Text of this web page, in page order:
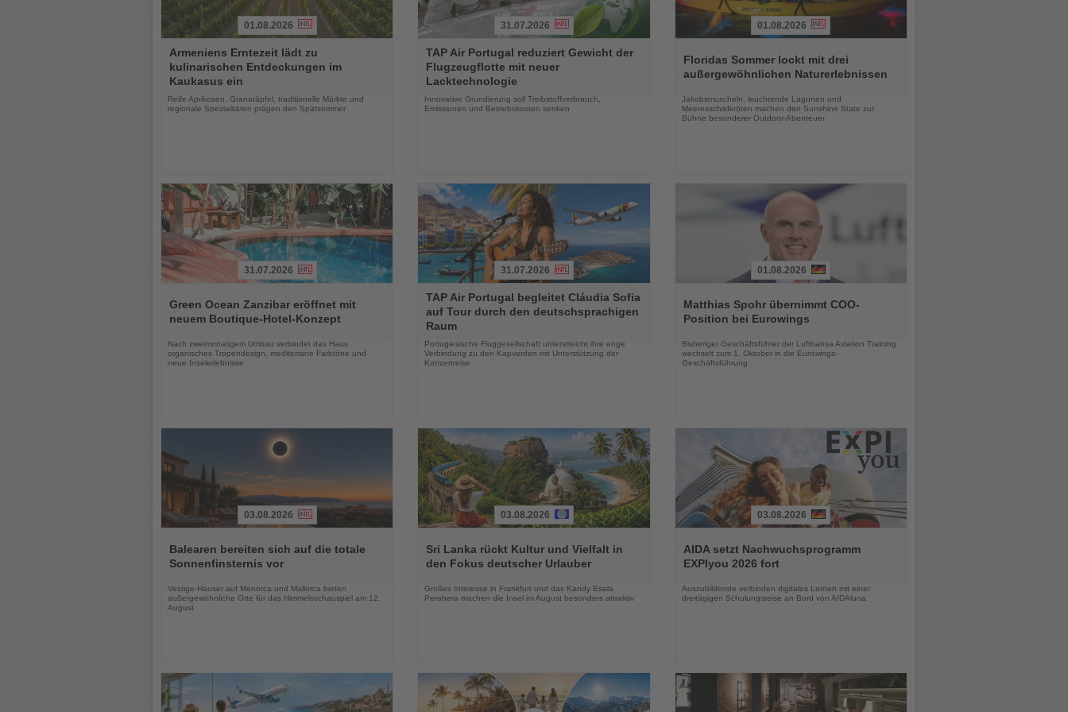
Sie
die
Nachrichten
01.08.2026
Armeniens Erntezeit lädt zu
kulinarischen Entdeckungen im
Kaukasus ein
Reife Aprikosen, Granatäpfel, traditionelle Märkte und
regionale Spezialitäten prägen den Spätsommer
Sie
die
Nachrichten
31.07.2026
TAP Air Portugal reduziert Gewicht der
Flugzeugflotte mit neuer
Lacktechnologie
Innovative Grundierung soll Treibstoffverbrauch,
Emissionen und Betriebskosten senken
Sie
die
Nachrichten
01.08.2026
Floridas Sommer lockt mit drei
außergewöhnlichen Naturerlebnissen
Jakobsmuscheln, leuchtende Lagunen und
Meeresschildkröten machen den Sunshine State zur
Bühne besonderer Outdoor-Abenteuer
Sie
die
31.07.2026
Green Ocean Zanzibar eröffnet mit
neuem Boutique-Hotel-Konzept
Nach zweimonatigem Umbau verbindet das Haus
organisches Tropendesign, mediterrane Farbtöne und
neue Inselerlebnisse
Sie
die
Nachrichten
31.07.2026
TAP Air Portugal begleitet Cláudia Sofia
auf Tour durch den deutschsprachigen
Raum
Portugiesische Fluggesellschaft unterstreicht ihre enge
Verbindung zu den Kapverden mit Unterstützung der
Konzertreise
Sie
die
01.08.2026
Matthias Spohr übernimmt COO-
Position bei Eurowings
Bisheriger Geschäftsführer der Lufthansa Aviation Training
wechselt zum 1. Oktober in die Eurowings-
Geschäftsführung
Sie
die
03.08.2026
Balearen bereiten sich auf die totale
Sonnenfinsternis vor
Vestige-Häuser auf Menorca und Mallorca bieten
außergewöhnliche Orte für das Himmelsschauspiel am 12.
August
Sie
die
03.08.2026
Sri Lanka rückt Kultur und Vielfalt in
den Fokus deutscher Urlauber
Großes Interesse in Frankfurt und das Kandy Esala
Perahera machen die Insel im August besonders attraktiv
Sie
die
Nachrichten
03.08.2026
AIDA setzt Nachwuchsprogramm
EXPIyou 2026 fort
Auszubildende verbinden digitales Lernen mit einer
dreitägigen Schulungsreise an Bord von AIDAluna